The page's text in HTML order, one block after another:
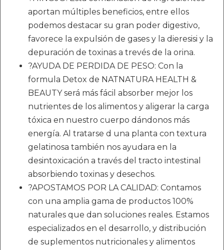
aportan múltiples beneficios, entre ellos
podemos destacar su gran poder digestivo,
favorece la expulsión de gases y la dieresisi y la
depuración de toxinas a trevés de la orina.
?AYUDA DE PERDIDA DE PESO: Con la
formula Detox de NATNATURA HEALTH &
BEAUTY será más fácil absorber mejor los
nutrientes de los alimentos y aligerar la carga
tóxica en nuestro cuerpo dándonos más
energía. Al tratarse d una planta con textura
gelatinosa también nos ayudara en la
desintoxicación a través del tracto intestinal
absorbiendo toxinas y desechos.
?APOSTAMOS POR LA CALIDAD: Contamos
con una amplia gama de productos 100%
naturales que dan soluciones reales. Estamos
especializados en el desarrollo, y distribución
de suplementos nutricionales y alimentos